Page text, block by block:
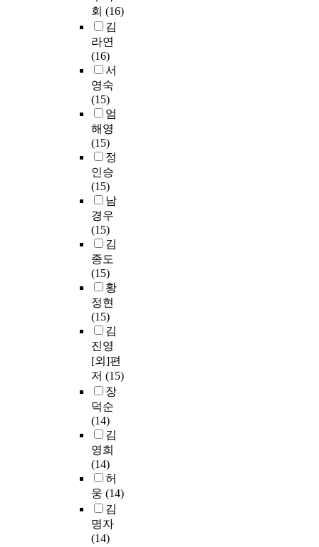
회 (16)
김
라연
(16)
서
영숙
(15)
엄
해영
(15)
정
인승
(15)
남
경우
(15)
김
종도
(15)
황
정현
(15)
김
진영
[외]편
저 (15)
장
덕순
(14)
김
영희
(14)
허
웅 (14)
김
명자
(14)